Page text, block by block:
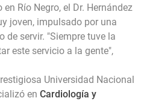
Río Negro, el Dr. Hernández
joven, impulsado por una
de servir. "Siempre tuve la
este servicio a la gente",
Universidad Nacional
en Cardiología y